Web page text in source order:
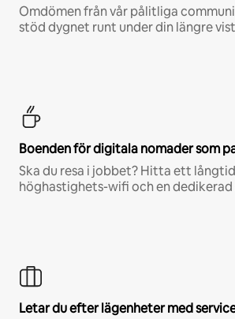
Omdömen från vår pålitliga
stöd dygnet runt under din längre
Boenden för digitala nomader som
Ska du resa i jobbet? Hitta ett
höghastighets-wifi och en
Letar du efter lägenheter med